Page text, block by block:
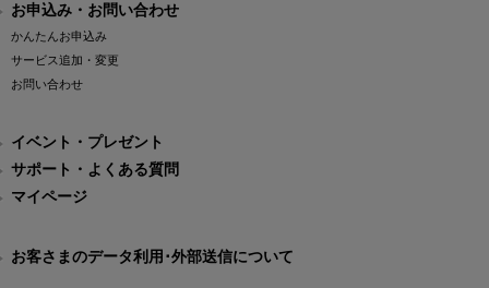
お申込み・お問い合わせ
かんたんお申込み
サービス追加・変更
お問い合わせ
イベント・プレゼント
サポート・よくある質問
マイページ
お客さまのデータ利用･外部送信について